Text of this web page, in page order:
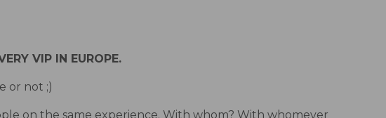
VIP IN EUROPE.
or not ;)
on the same experience. With whom? With whomever